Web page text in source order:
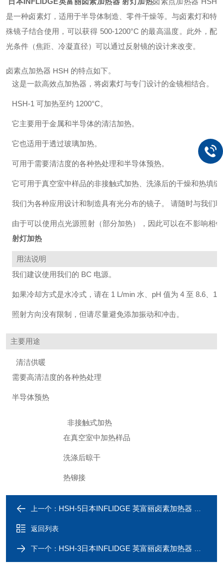
是一种卤素灯，适用于半导体制造、零件干燥等。与卤素灯和特
殊镜子结合使用，可以获得 500-1200°C 的最高温度。 此外，配
光条件（焦距、冷凝直径）可以通过反射镜的设计来改变。
卤素点加热器 HSH 的特点如下。
这是一款高效点加热器，将卤素灯与专门设计的金镜相结合。
HSH-1 可加热至约 1200°C。
它主要用于金属和半导体的清洁加热。
它也适用于透过玻璃加热。
可用于需要清洁度的各种热处理和半导体预热。
它可用于真空室中样品的非接触式加热、洗涤后的干燥和热填缝
我们为各种应用设计和制造具有光分布的镜子。 请随时与我们
由于可以使用点光源照射（部分加热），因此可以在不影响相
射灯加热
用法说明
我们建议使用我们的 BC 电源。
如果冷却方式是水冷式，请在 1 L/min 水、pH 值为 4 至 8.6、
照射方向没有限制，但请尽量避免添加振动和冲击。
主要用途
清洁供暖
需要高清洁度的各种热处理
半导体预热
非接触式加热
在真空室中加热样品
洗涤后晾干
热铆接
上一个： HSH-5日本INFLIDGE 英富丽卤素加热器 射灯加热
返回列表
下一个： HSH-3日本INFLIDGE 英富丽卤素加热器 射灯加热